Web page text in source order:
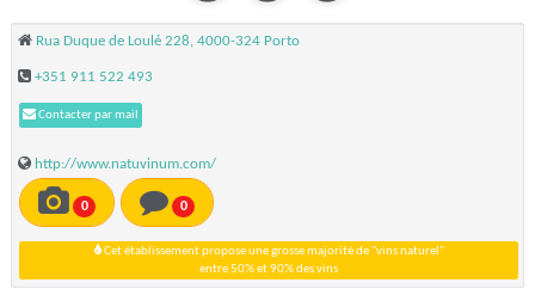
Rua Duque de Loulé 228, 4000-324 Porto
+351 911 522 493
Contacter par mail
http://www.natuvinum.com/
0 0
Cet établissement propose une grosse majorité de "vins naturel"
entre 50% et 90% des vins